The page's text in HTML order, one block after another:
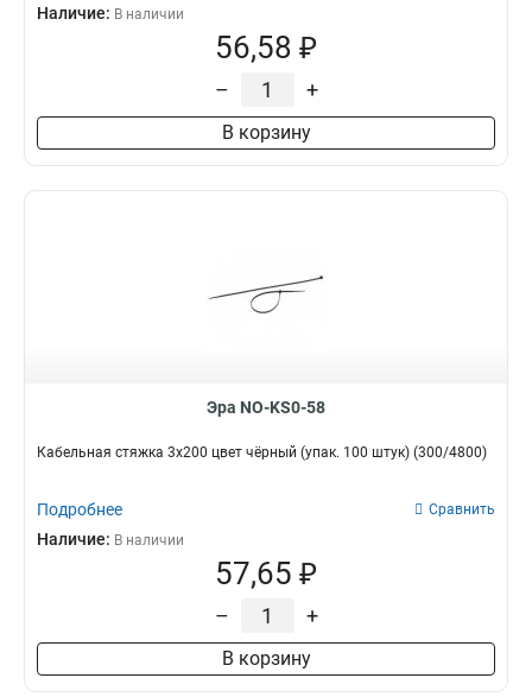
Наличие: В наличии
56,58 ₽
– +
В корзину
Эра NO-KS0-58
Кабельная стяжка 3x200 цвет чёрный (упак. 100 штук) (300/4800)
Подробнее Сравнить
Наличие: В наличии
57,65 ₽
– +
В корзину